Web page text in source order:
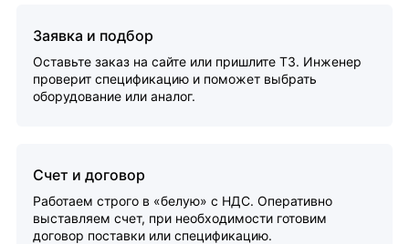
Заявка и подбор
Оставьте заказ на сайте или пришлите ТЗ. Инженер
проверит спецификацию и поможет выбрать
оборудование или аналог.
Счет и договор
Работаем строго в «белую» с НДС. Оперативно
выставляем счет, при необходимости готовим
договор поставки или спецификацию.